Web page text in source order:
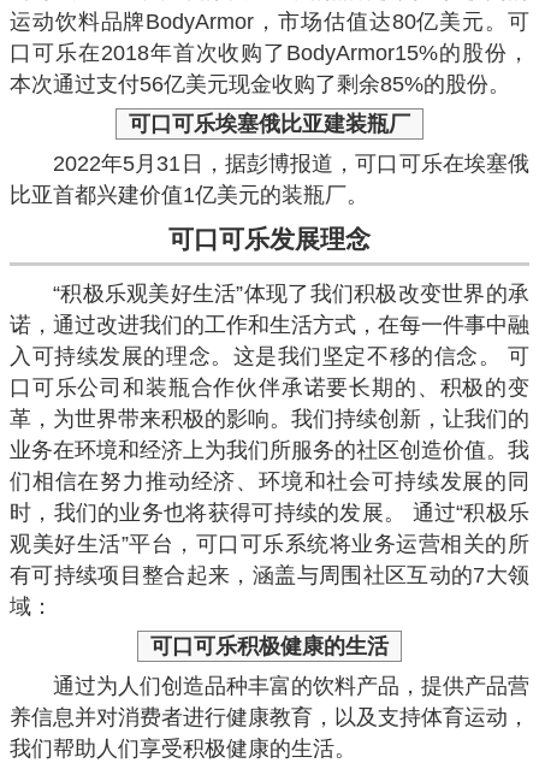
运动饮料品牌BodyArmor，市场估值达80亿美元。可
口可乐在2018年首次收购了BodyArmor15%的股份，
本次通过支付56亿美元现金收购了剩余85%的股份。
可口可乐埃塞俄比亚建装瓶厂
2022年5月31日，据彭博报道，可口可乐在埃塞俄
比亚首都兴建价值1亿美元的装瓶厂。
可口可乐发展理念
“积极乐观美好生活”体现了我们积极改变世界的承
诺，通过改进我们的工作和生活方式，在每一件事中融
入可持续发展的理念。这是我们坚定不移的信念。 可
口可乐公司和装瓶合作伙伴承诺要长期的、积极的变
革，为世界带来积极的影响。我们持续创新，让我们的
业务在环境和经济上为我们所服务的社区创造价值。我
们相信在努力推动经济、环境和社会可持续发展的同
时，我们的业务也将获得可持续的发展。 通过“积极乐
观美好生活”平台，可口可乐系统将业务运营相关的所
有可持续项目整合起来，涵盖与周围社区互动的7大领
域：
可口可乐积极健康的生活
通过为人们创造品种丰富的饮料产品，提供产品营
养信息并对消费者进行健康教育，以及支持体育运动，
我们帮助人们享受积极健康的生活。